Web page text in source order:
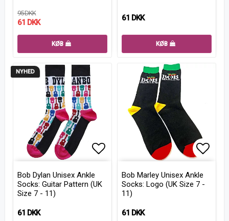
95 DKK
61 DKK
KØB
61 DKK
KØB
NYHED
Add to list of favorites
Bob Dylan Unisex Ankle
Socks: Guitar Pattern (UK
Size 7 - 11)
61 DKK
Bob Marley Unisex Ankle
Socks: Logo (UK Size 7 -
11)
61 DKK